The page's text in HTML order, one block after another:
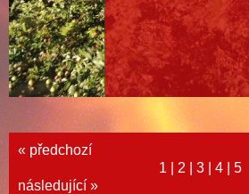
« předchozí
1
2 3 4
5
následující »